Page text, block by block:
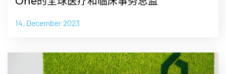
14. December 2023